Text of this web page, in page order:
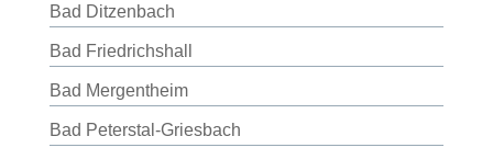
Bad Ditzenbach
Bad Friedrichshall
Bad Mergentheim
Bad Peterstal-Griesbach